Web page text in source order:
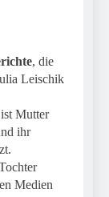
, die
Leischik
Mutter
ihr
Medien